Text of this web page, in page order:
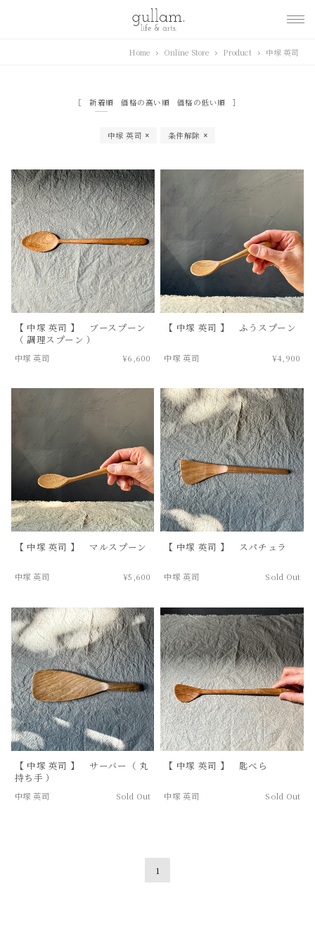
Home Online Store Product 中塚 英司
新着順 価格の高い順 価格の低い順
中塚 英司 条件解除
【 中塚 英司 】 ブースプーン
（ 調理スプーン ）
中塚 英司 ¥6,600
【 中塚 英司 】 ふうスプーン
中塚 英司 ¥4,900
【 中塚 英司 】 マルスプーン
中塚 英司 ¥5,600
【 中塚 英司 】 スパチュラ
中塚 英司 Sold Out
【 中塚 英司 】 サーバー（ 丸
持ち手 ）
中塚 英司 Sold Out
【 中塚 英司 】 匙べら
中塚 英司 Sold Out
1